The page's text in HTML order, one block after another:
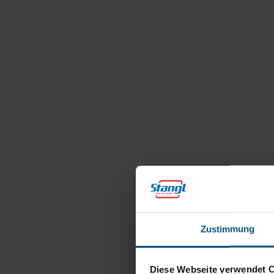
Zustimmung
Diese Webseite verwendet